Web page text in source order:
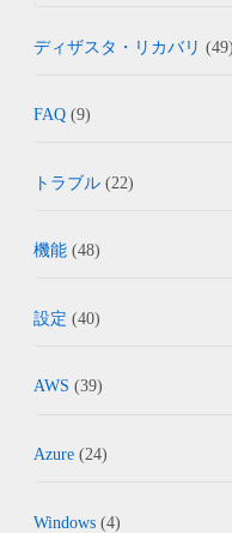
ディザスタ・リカバリ (49)
FAQ (9)
トラブル (22)
機能 (48)
設定 (40)
AWS (39)
Azure (24)
Windows (4)